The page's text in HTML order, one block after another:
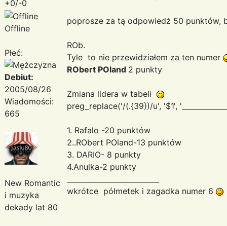
+0/-0
Offline
Płeć:
Debiut:
2005/08/26
Wiadomości:
665
New Romantic
i muzyka
dekady lat 80
poprosze za tą odpowiedż 50 punktów,
ROb.
Tyle to nie przewidziałem za ten numer
RObert POland 2 punkty
Zmiana lidera w tabeli
preg_replace('/(.{39})/u', '$1',
1. Rafalo -20 punktów
2..RObert POland-13 punktów
3. DARIO- 8 punkty
4.Anulka-2 punkty
wkrótce półmetek i zagadka numer 6